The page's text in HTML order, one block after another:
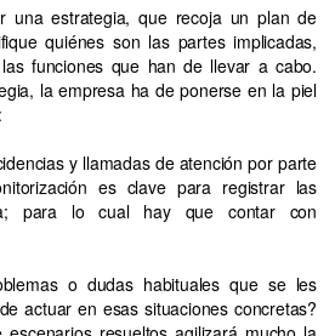
una estrategia, que recoja un plan de
quiénes son las partes implicadas,
funciones que han de llevar a cabo.
la empresa ha de ponerse en la piel
y llamadas de atención por parte
es clave para registrar las
para lo cual hay que contar con
o dudas habituales que se les
actuar en esas situaciones concretas?